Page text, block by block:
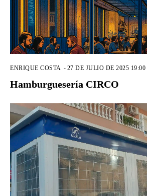
ENRIQUE COSTA - 27 DE JULIO DE 2025 19:00
Hamburguesería CIRCO